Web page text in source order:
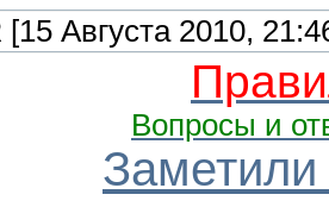
[15 Августа 2010,
Вопросы и
Заметили